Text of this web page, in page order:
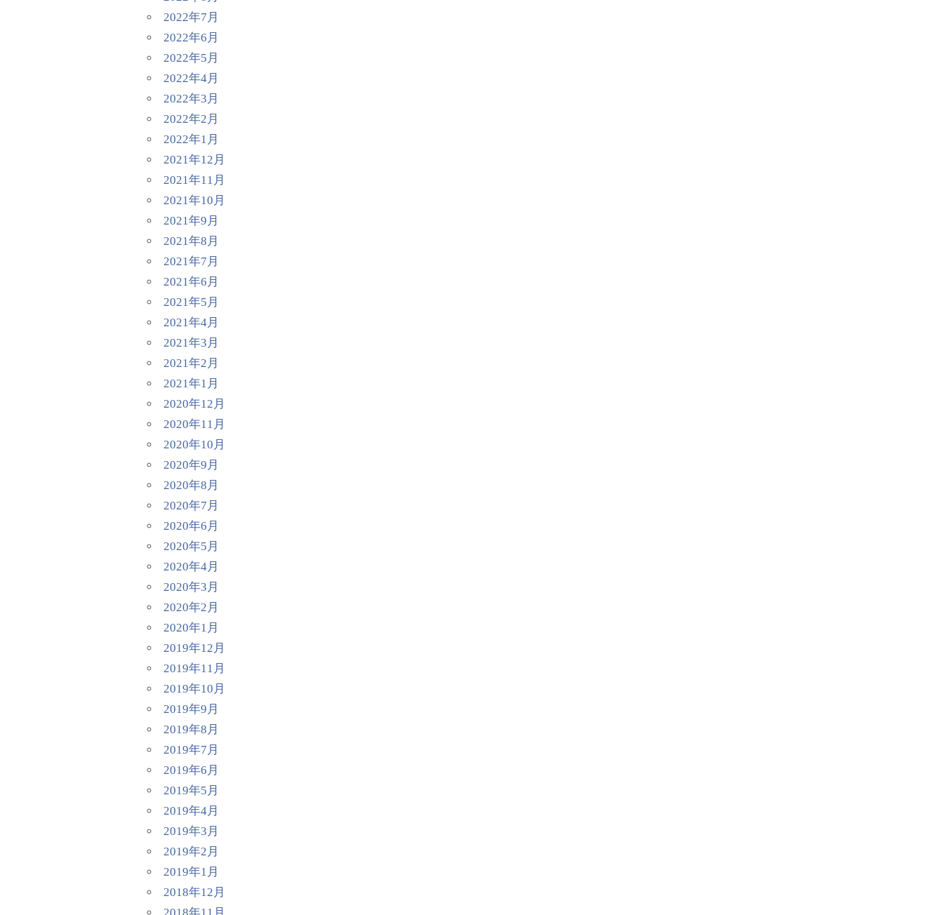
2022年7月
2022年6月
2022年5月
2022年4月
2022年3月
2022年2月
2022年1月
2021年12月
2021年11月
2021年10月
2021年9月
2021年8月
2021年7月
2021年6月
2021年5月
2021年4月
2021年3月
2021年2月
2021年1月
2020年12月
2020年11月
2020年10月
2020年9月
2020年8月
2020年7月
2020年6月
2020年5月
2020年4月
2020年3月
2020年2月
2020年1月
2019年12月
2019年11月
2019年10月
2019年9月
2019年8月
2019年7月
2019年6月
2019年5月
2019年4月
2019年3月
2019年2月
2019年1月
2018年12月